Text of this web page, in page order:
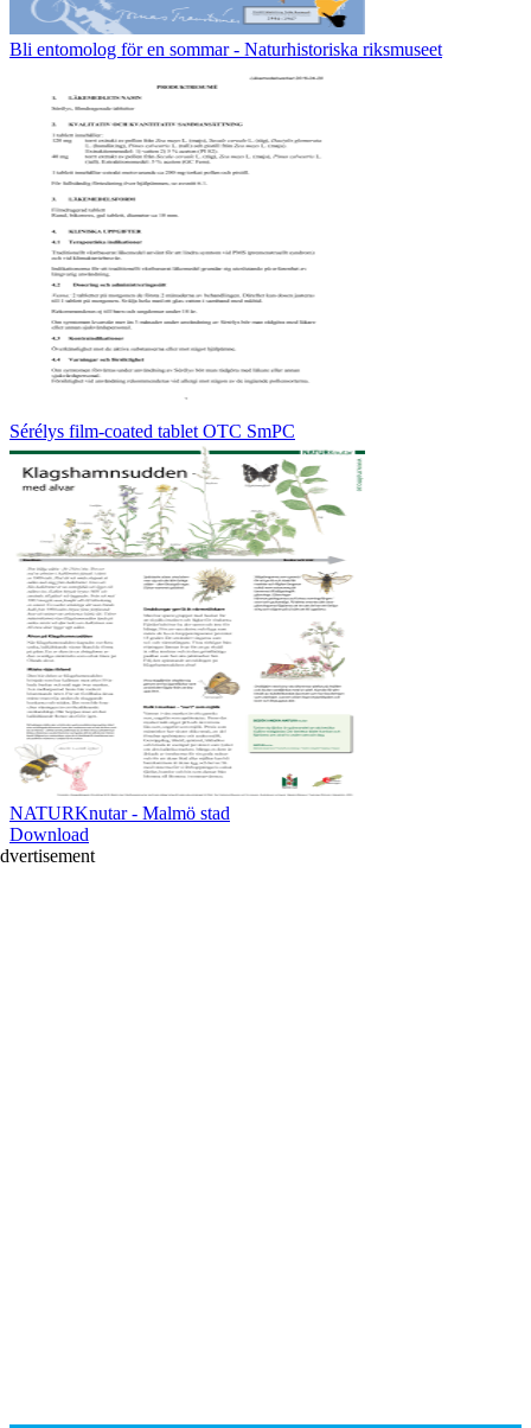
Bli entomolog för en sommar - Naturhistoriska riksmuseet
Sérélys film-coated tablet OTC SmPC
NATURKnutar - Malmö stad
Download